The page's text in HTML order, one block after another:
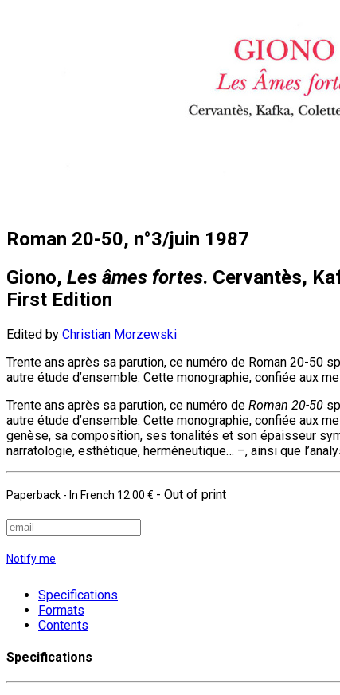
Roman 20-50, n°3/juin 1987
Giono, Les âmes fortes. Cervantès,
First Edition
Edited by Christian Morzewski
Trente ans après sa parution, ce numéro de Roman 20-50
autre étude d’ensemble. Cette monographie, confiée aux
Trente ans après sa parution, ce numéro de Roman 20-50
autre étude d’ensemble. Cette monographie, confiée aux
genèse, sa composition, ses tonalités et son épaisseur
narratologie, esthétique, herméneutique… –, ainsi que
Paperback - In French 12.00 € - Out of print
Notify me
Specifications
Formats
Contents
Specifications